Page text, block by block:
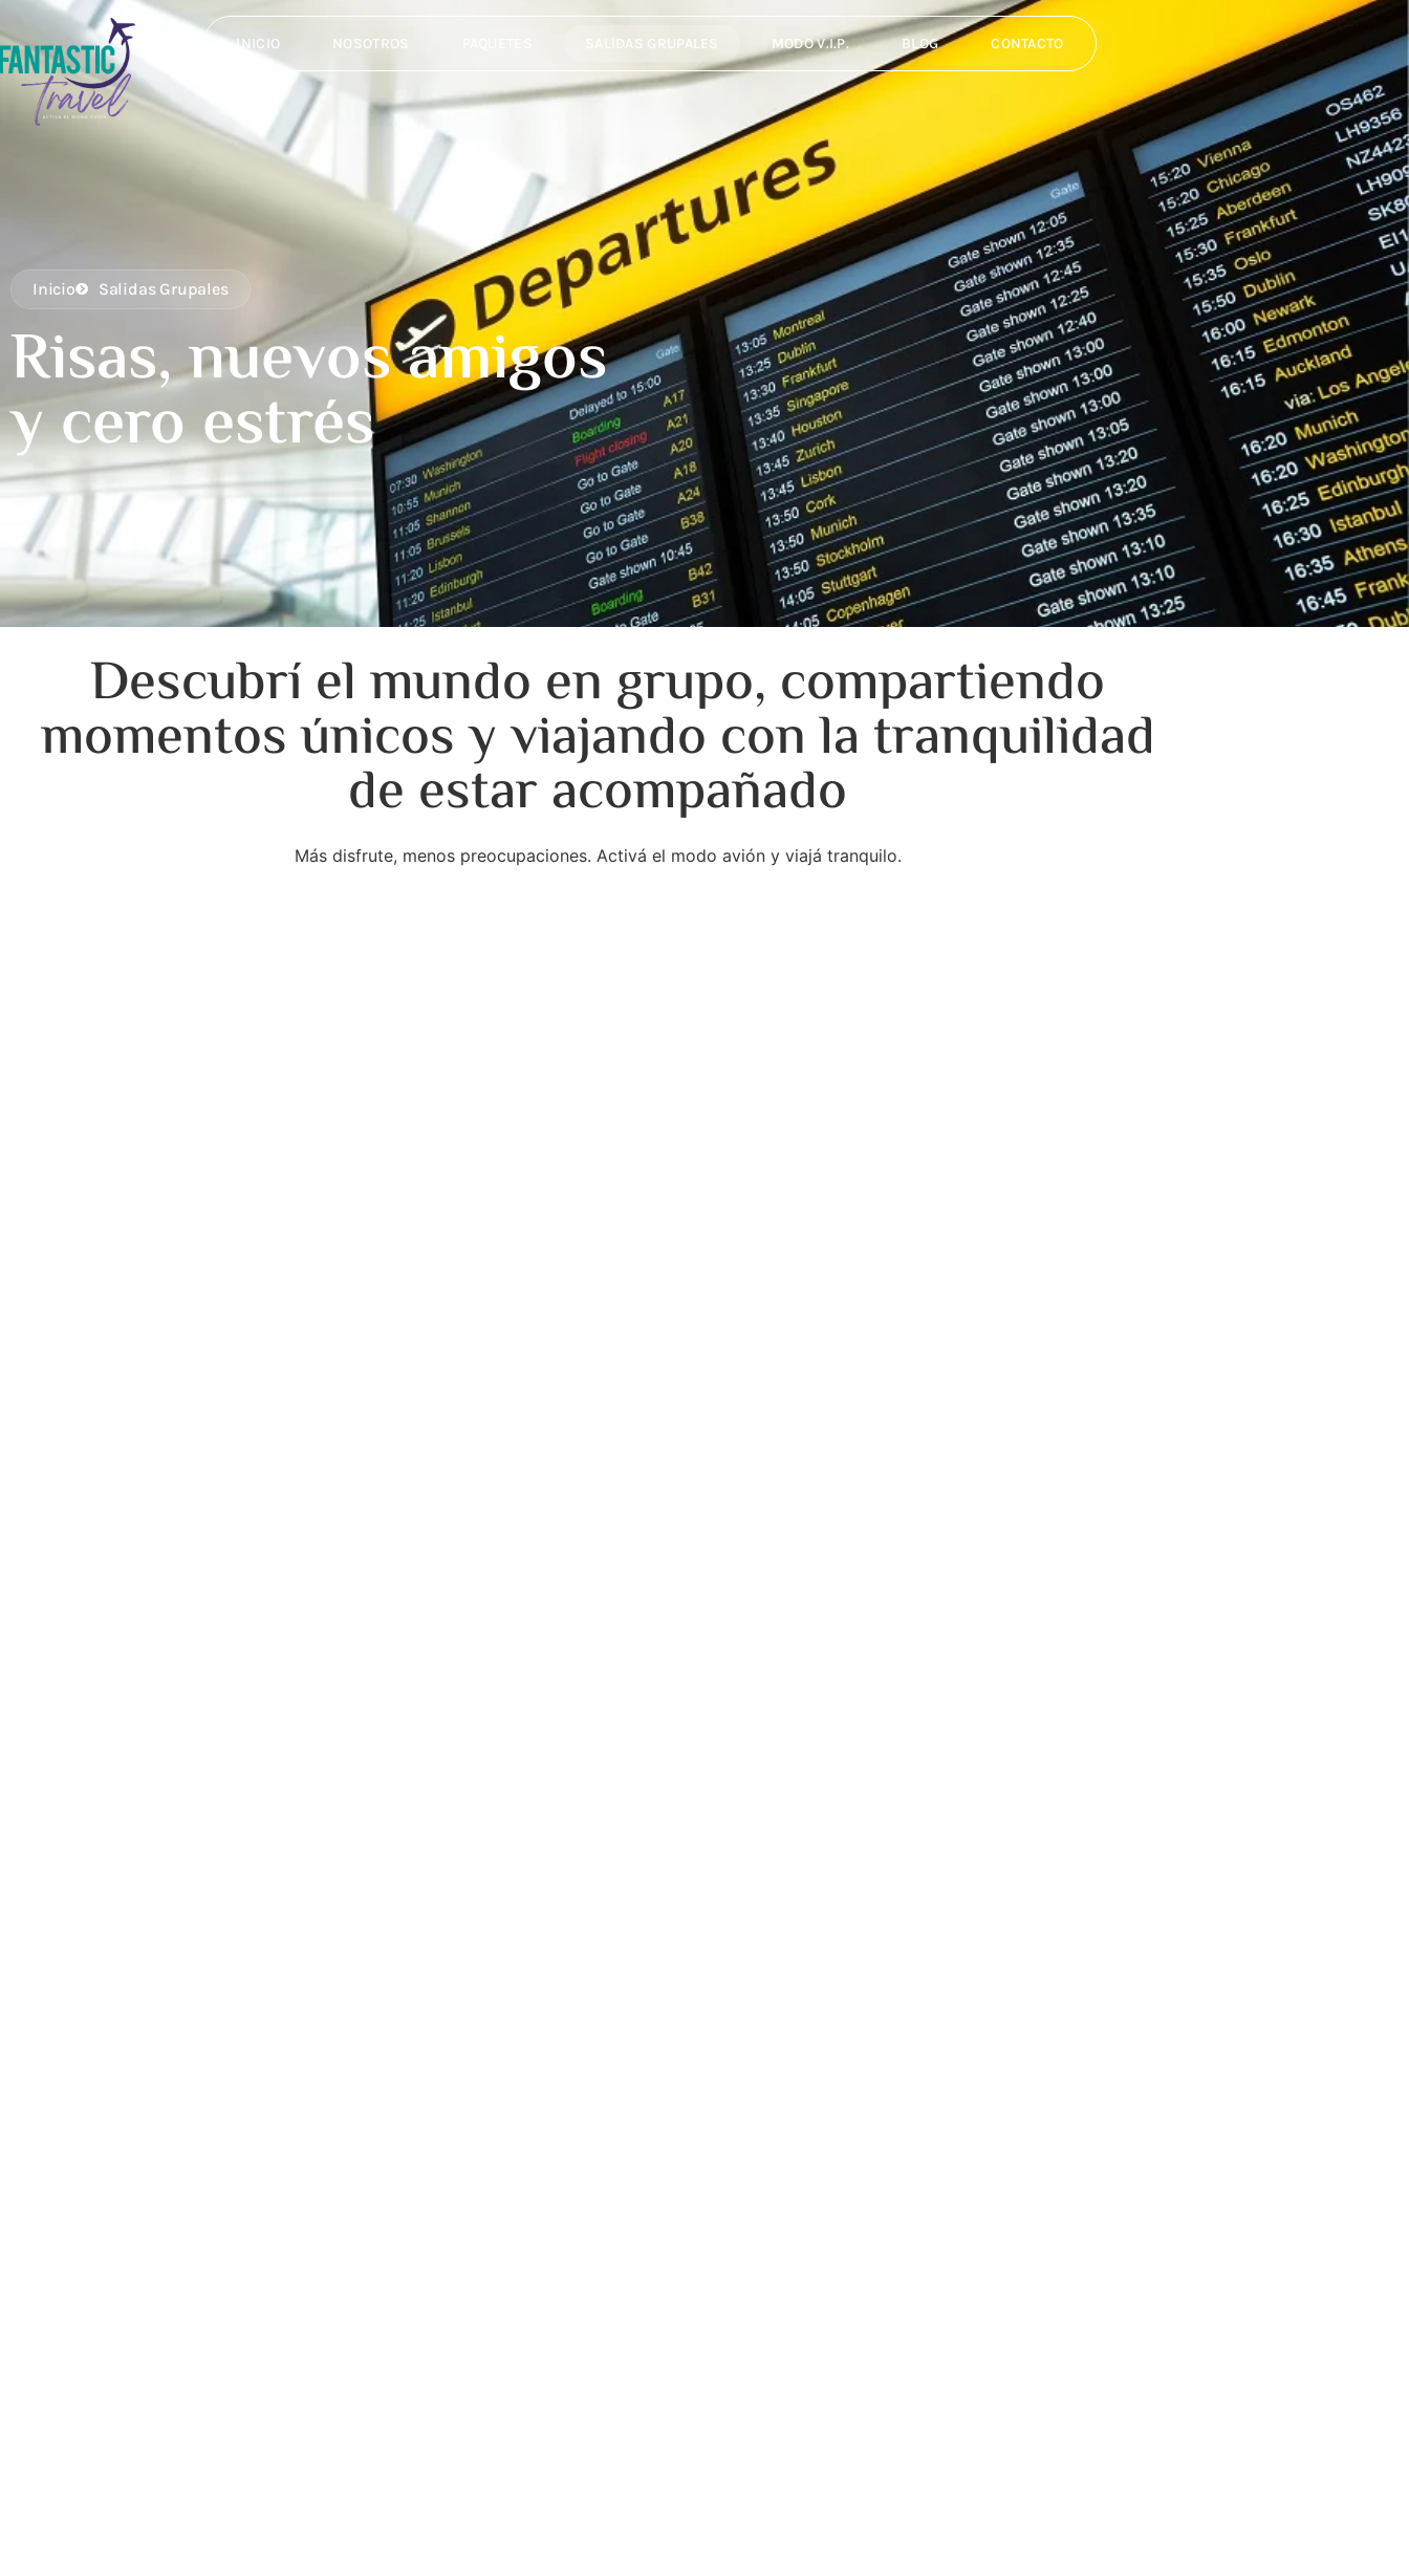
INICIO NOSOTROS SALIDAS GRUPALES MODO V.I.P. BLOG CONTACTO
Inicio Salidas Grupales
Risas, nuevos amigos
y cero estrés
Descubrí el mundo en grupo, compartiendo
momentos únicos y viajando con la tranquilidad
de estar acompañado
Más disfrute, menos preocupaciones. Activá el modo avión y viajá tranquilo.